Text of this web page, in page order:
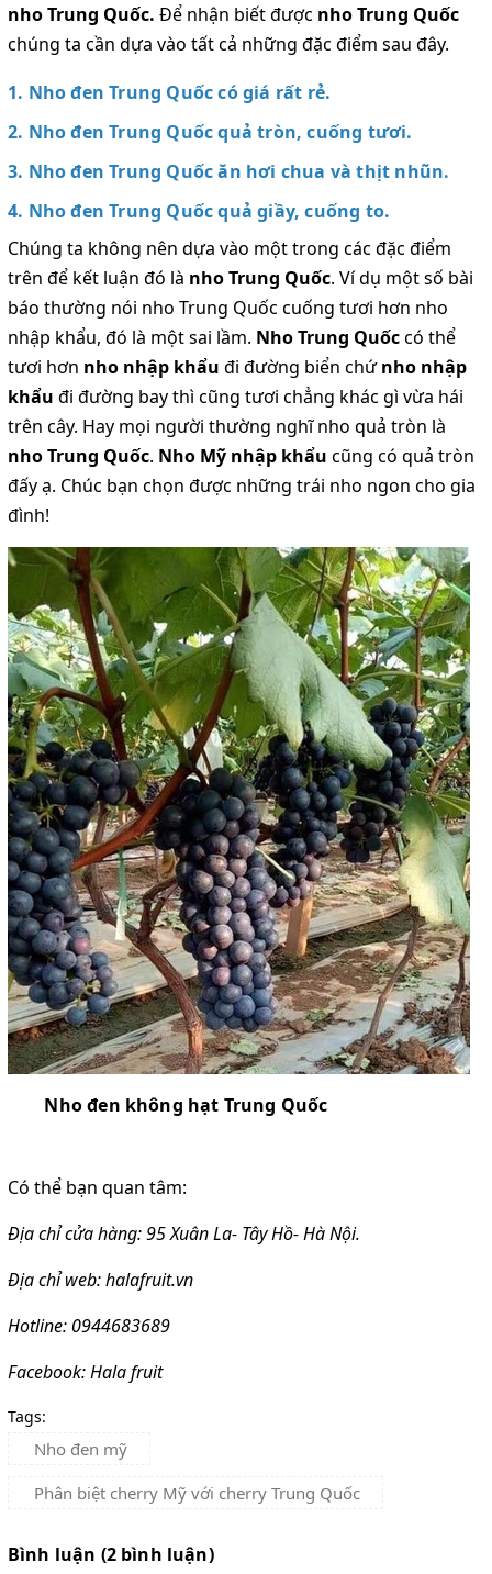
nho Trung Quốc. Để nhận biết được nho Trung Quốc
chúng ta cần dựa vào tất cả những đặc điểm sau đây.
1. Nho đen Trung Quốc có giá rất rẻ.
2. Nho đen Trung Quốc quả tròn, cuống tươi.
3. Nho đen Trung Quốc ăn hơi chua và thịt nhũn.
4. Nho đen Trung Quốc quả giầy, cuống to.
Chúng ta không nên dựa vào một trong các đặc điểm
trên để kết luận đó là nho Trung Quốc. Ví dụ một số bài
báo thường nói nho Trung Quốc cuống tươi hơn nho
nhập khẩu, đó là một sai lầm. Nho Trung Quốccó thể
tươi hơn nho nhập khẩu đi đường biển chứnho nhập
khẩu đi đường bay thì cũng tươi chẳng khác gì vừa hái
trên cây. Hay mọi người thường nghĩ nho quả tròn là
nho Trung Quốc. Nho Mỹ nhập khẩu cũng có quả tròn
đấy ạ. Chúc bạn chọn được những trái nho ngon cho gia
đình!
Nho đen không hạt Trung Quốc
Có thể bạn quan tâm:
Địa chỉ cửa hàng: 95 Xuân La- Tây Hồ- Hà Nội.
Địa chỉ web: halafruit.vn
Hotline: 0944683689
Facebook: Hala fruit
Tags:
Nho đen mỹ
Phân biệt cherry Mỹ với cherry Trung Quốc
Bình luận (2 bình luận)